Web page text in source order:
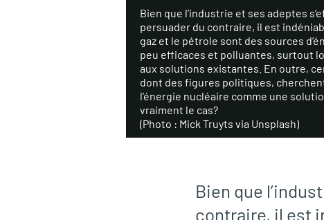
Bien que l’industrie et ses adeptes
persuader du contraire, il est
gaz et le pétrole sont des sources
peu efficaces et polluantes, surtout
aux solutions existantes. En outre,
dont des figures politiques,
l’énergie nucléaire comme une
vraiment le cas?
(Photo : Mick Truyts via Unsplash)
Bien que
contraire, il est